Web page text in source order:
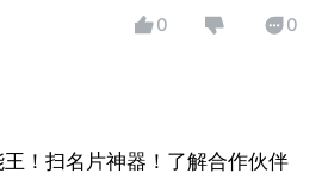
随时更新，比纸质名片好用太
悔为什么没有早点遇上！
0 0
！扫名片神器！了解合作伙伴